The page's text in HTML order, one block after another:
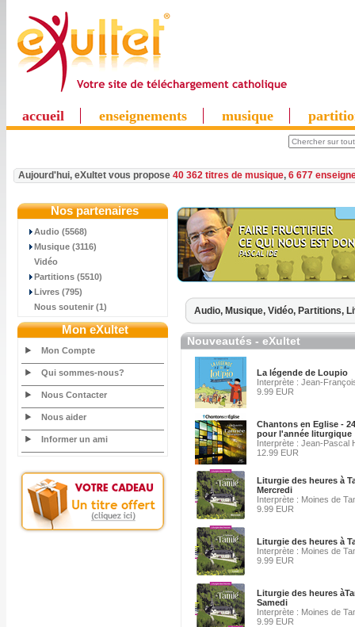
accueil enseignements musique
Aujourd'hui, eXultet vous propose 40 362 titres de musique, 6 677
Nos partenaires
Audio (5568)
Musique (3116)
Vidéo
Partitions (5510)
Livres (795)
Nous soutenir (1)
Mon eXultet
Mon Compte
Qui sommes-nous?
Nous Contacter
Nous aider
Informer un ami
Audio, Musique, Vidéo, Partitions,
Nouveautés - eXultet
La légende de Loupio
Interprète : Jean-
9.99 EUR
Chantons en Eglise -
pour l'année liturgique
Interprète : Jean-Pascal
12.99 EUR
Liturgie des heures à
Mercredi
Interprète : Moines de
9.99 EUR
Liturgie des heures à
Interprète : Moines de
9.99 EUR
Liturgie des heures
Samedi
Interprète : Moines de
9.99 EUR